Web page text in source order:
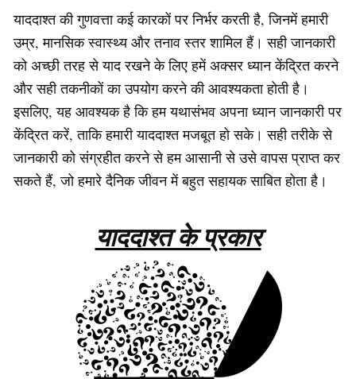
याददाश्त की गुणवत्ता कई कारकों पर निर्भर करती है, जिनमें हमारी
उम्र, मानसिक स्वास्थ्य और तनाव स्तर शामिल हैं। सही जानकारी
को अच्छी तरह से याद रखने के लिए हमें अक्सर ध्यान केंद्रित करने
और सही तकनीकों का उपयोग करने की आवश्यकता होती है।
इसलिए, यह आवश्यक है कि हम यथासंभव अपना ध्यान जानकारी पर
केंद्रित करें, ताकि हमारी याददाश्त मजबूत हो सके। सही तरीके से
जानकारी को संग्रहीत करने से हम आसानी से उसे वापस प्राप्त कर
सकते हैं, जो हमारे दैनिक जीवन में बहुत सहायक साबित होता है।
याददाश्त के प्रकार